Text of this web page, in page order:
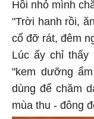
Hồi nhỏ mình
"Trời hanh rồi,
cổ đỡ rát, đêm
Lúc ấy chỉ thấy
"kem dưỡng
dùng để chăm
mùa thu - đông